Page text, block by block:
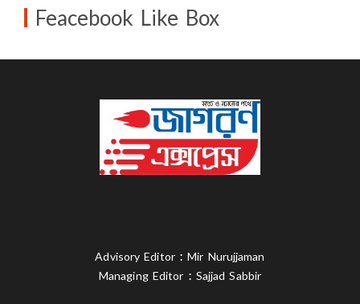
Feacebook Like Box
Advisory Editor : Mir Nurujjaman
Managing Editor : Sajjad Sabbir